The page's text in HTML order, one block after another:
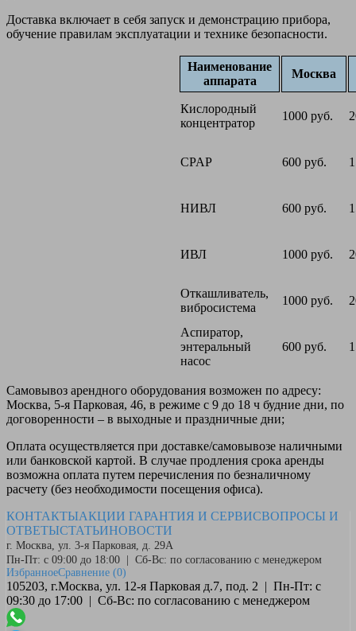
Доставка включает в себя запуск и демонстрацию прибора,
обучение правилам эксплуатации и технике безопасности.
Наименование
аппарата
Москва
Кислородный
концентратор
1000 руб.
CPAP 600 руб.
НИВЛ 600 руб.
ИВЛ 1000 руб.
Откашливатель,
вибросистема
1000 руб.
Аспиратор,
энтеральный
насос
600 руб.
Самовывоз арендного оборудования возможен по адресу:
Москва, 5-я Парковая, 46, в режиме с 9 до 18 ч будние дни, по
договоренности – в выходные и праздничные дни;
Оплата осуществляется при доставке/самовывозе наличными
или банковской картой. В случае продления срока аренды
возможна оплата путем перечисления по безналичному
расчету (без необходимости посещения офиса).
КОНТАКТЫАКЦИИ ГАРАНТИЯ И СЕРВИСВОПРОСЫ И
ОТВЕТЫСТАТЬИНОВОСТИ
г. Москва, ул. 3-я Парковая, д. 29А
Пн-Пт: с 09:00 до 18:00 | Сб-Вс: по согласованию с менеджером
ИзбранноеСравнение (0)
105203, г.Москва, ул. 12-я Парковая д.7, под. 2 | Пн-Пт: с
09:30 до 17:00 | Сб-Вс: по согласованию с менеджером